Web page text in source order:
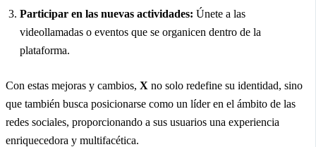
Participar en las nuevas actividades: Únete a las
videollamadas o eventos que se organicen dentro de la
plataforma.
Con estas mejoras y cambios, X no solo redefine su identidad, sino
que también busca posicionarse como un líder en el ámbito de las
redes sociales, proporcionando a sus usuarios una experiencia
enriquecedora y multifacética.